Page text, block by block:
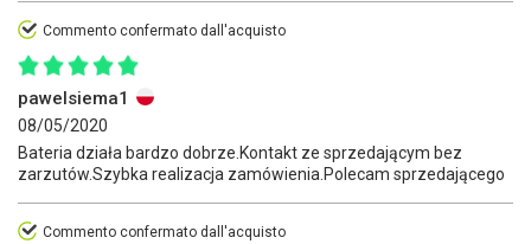
Commento confermato dall'acquisto
pawelsiema1
08/05/2020
Bateria działa bardzo dobrze.Kontakt ze sprzedającym bez
zarzutów.Szybka realizacja zamówienia.Polecam sprzedającego
Commento confermato dall'acquisto